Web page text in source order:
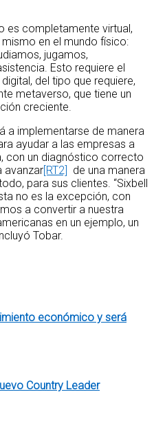
es completamente virtual,
en el mundo físico:
jugamos,
Esto requiere el
del tipo que requiere,
metaverso, que tiene un
creciente.
a implementarse de manera
ayudar a las empresas a
con un diagnóstico correcto
avanzar[RT2] de una manera
para sus clientes. “Sixbell
no es la excepción, con
a convertir a nuestra
en un ejemplo, un
Tobar.
económico y será
Country Leader